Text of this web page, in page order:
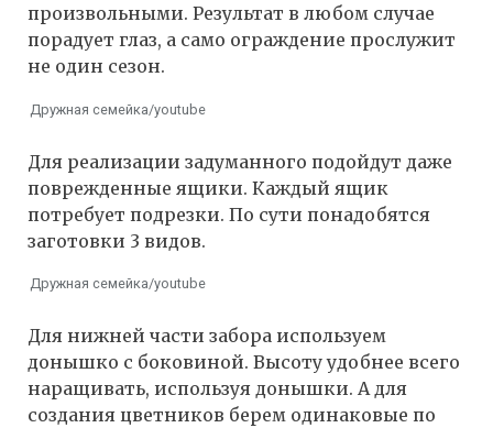
произвольными. Результат в любом случае
порадует глаз, а само ограждение прослужит
не один сезон.
Дружная семейка/youtube
Для реализации задуманного подойдут даже
поврежденные ящики. Каждый ящик
потребует подрезки. По сути понадобятся
заготовки 3 видов.
Дружная семейка/youtube
Для нижней части забора используем
донышко с боковиной. Высоту удобнее всего
наращивать, используя донышки. А для
создания цветников берем одинаковые по